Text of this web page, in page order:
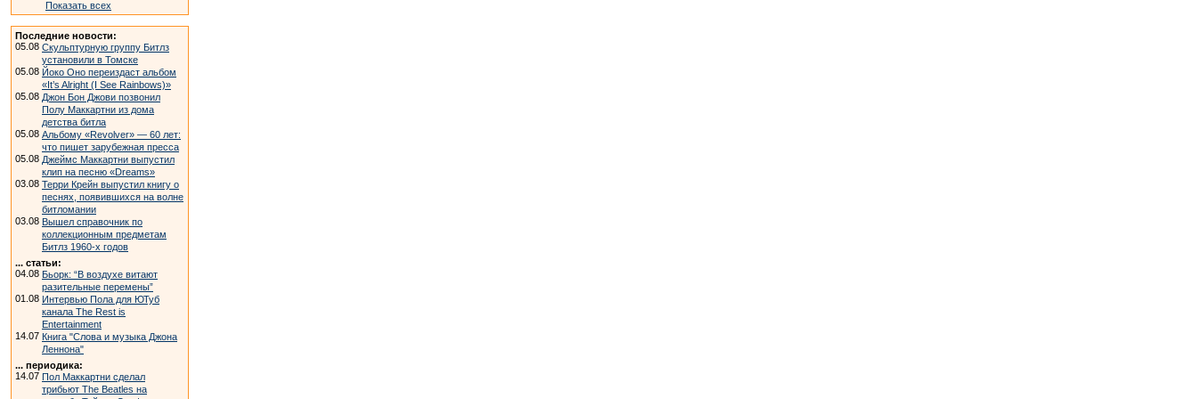
Показать всех
Последние новости:
05.08 Скульптурную группу Битлз
установили в Томске
05.08 Йоко Оно переиздаст альбом
«It’s Alright (I See Rainbows)»
05.08 Джон Бон Джови позвонил
Полу Маккартни из дома
детства битла
05.08 Альбому «Revolver» — 60 лет:
что пишет зарубежная пресса
05.08 Джеймс Маккартни выпустил
клип на песню «Dreams»
03.08 Терри Крейн выпустил книгу о
песнях, появившихся на волне
битломании
03.08 Вышел справочник по
коллекционным предметам
Битлз 1960-х годов
... статьи:
04.08 Бьорк: “В воздухе витают
разительные перемены”
01.08 Интервью Пола для ЮТуб
канала The Rest is
Entertainment
14.07 Книга "Слова и музыка Джона
Леннона"
... периодика:
14.07 Пол Маккартни сделал
трибьют The Beatles на